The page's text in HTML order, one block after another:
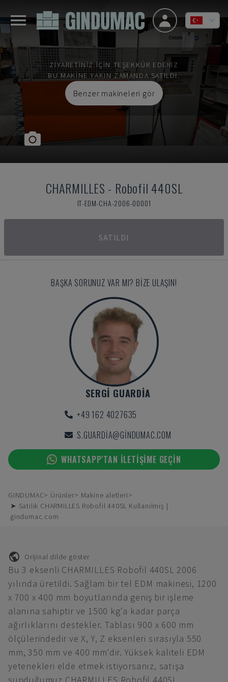
ZIYARETINIZ IÇIN TEŞEKKÜR EDERIZ
BU MAKINE YAKIN ZAMANDA SATILDI.
Benzer makineleri gör
CHARMILLES - Robofil 440SL
IT-EDM-CHA-2006-00001
SATILDI
BAŞKA SORUNUZ VAR MI? BIZE ULAŞIN!
SERGI GUARDIA
+49 162 4027635
S.GUARDIA@GINDUMAC.COM
WHATSAPP'TAN ILETIŞIME GEÇIN
GINDUMAC Ürünler
Makine aletleri
➤ Satılık CHARMILLES Robofil 440SL Kullanılmış |
gindumac.com
Orijinal dilde göster
Bu 3 eksenli CHARMILLES Robofil 440SL 2006
yılında üretildi. Sağlam bir tel EDM makinesi, 1200
x 700 x 400 mm boyutlarında geniş bir işleme
alanına sahiptir ve 1500 kg'a kadar parça
ağırlıklarını destekler. Tablası 900 x 600 mm
ölçülerindedir ve X, Y, Z eksenleri sırasıyla 550
mm, 350 mm ve 400 mm'dir. Yüksek kaliteli EDM
yetenekleri elde etmek istiyorsanız, satışa